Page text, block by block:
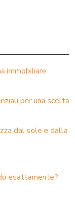
immobiliare
per una scelta
dal sole e dalla
esattamente?